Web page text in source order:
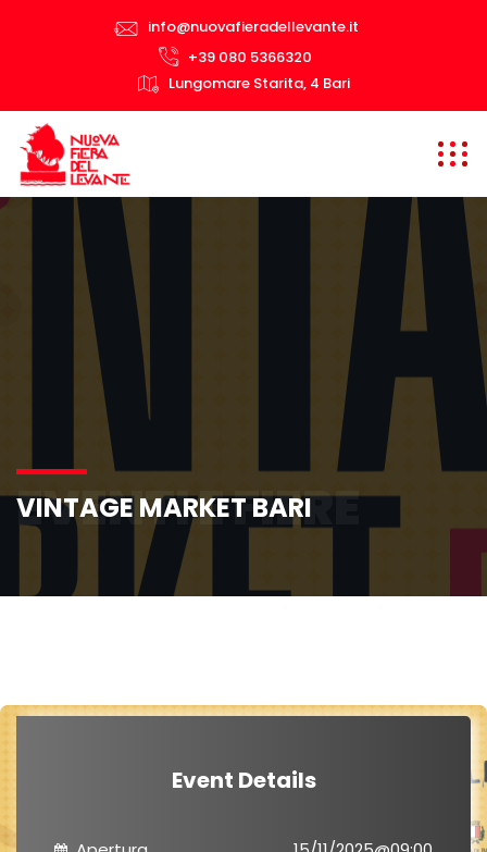
info@nuovafieradellevante.it
+39 080 5366320
Lungomare Starita, 4 Bari
VINTAGE MARKET BARI
EVENTI E FIERE
Event Details